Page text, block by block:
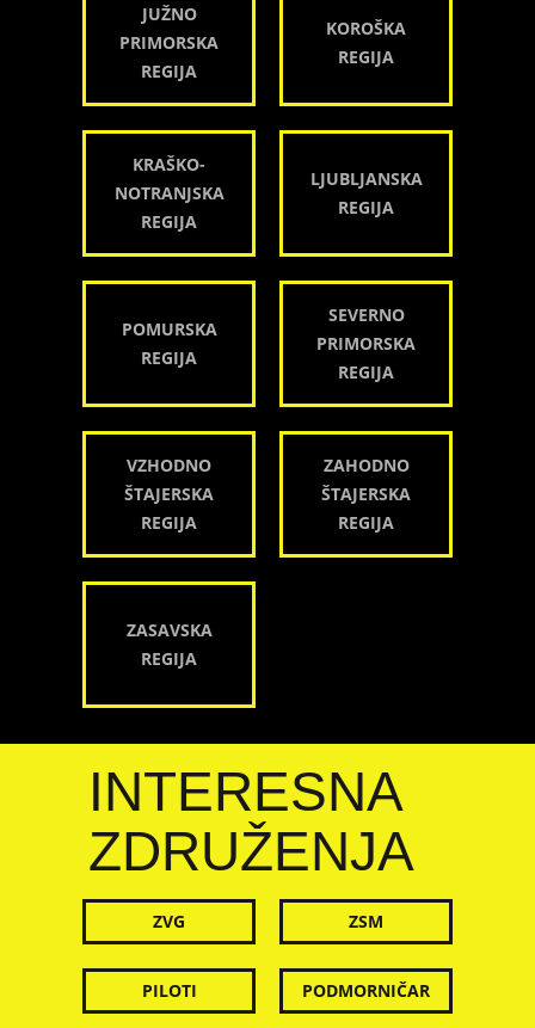
JUŽNO
PRIMORSKA
REGIJA
KOROŠKA
REGIJA
KRAŠKO-
NOTRANJSKA
REGIJA
LJUBLJANSKA
REGIJA
POMURSKA
REGIJA
SEVERNO
PRIMORSKA
REGIJA
VZHODNO
ŠTAJERSKA
REGIJA
ZAHODNO
ŠTAJERSKA
REGIJA
ZASAVSKA
REGIJA
INTERESNA
ZDRUŽENJA
ZVG ZSM
PILOTI PODMORNIČAR